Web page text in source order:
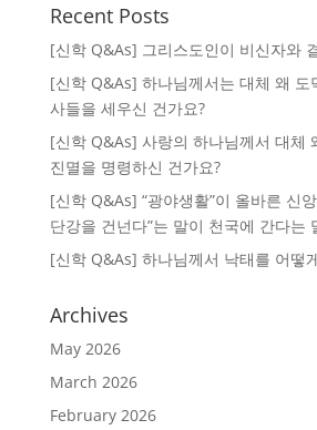
Recent Posts
[신학 Q&As] 그리스도인이 비신자와
[신학 Q&As] 하나님께서는 대체 왜 도
사들을 세우신 건가요?
[신학 Q&As] 사랑의 하나님께서 대체
진멸을 명령하신 건가요?
[신학 Q&As] “광야생활”이 올바른 신
단강을 건넌다”는 말이 천국에 간다는
[신학 Q&As] 하나님께서 낙태를 어떻
Archives
May 2026
March 2026
February 2026